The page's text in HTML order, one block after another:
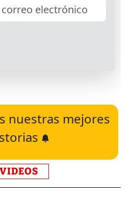
nuestras mejores
VIDEOS